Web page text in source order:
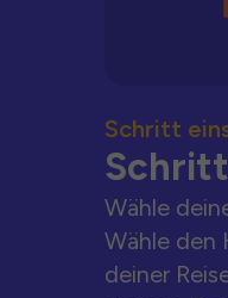
Schritt
Schritt
Wähle
Wähle den
deiner